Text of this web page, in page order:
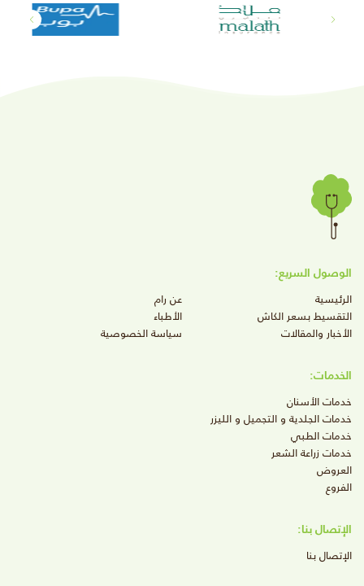
الوصول السريع:
الرئيسية
عن رام
التقسيط بسعر الكاش
الأطباء
الأخبار والمقالات
سياسة الخصوصية
الخدمات:
خدمات الأسنان
خدمات الجلدية و التجميل و الليزر
خدمات الطبي
خدمات زراعة الشعر
العروض
الفروع
الإتصال بنا:
الإتصال بنا